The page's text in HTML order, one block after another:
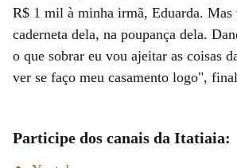
R$ 1 mil à minha irmã, Eduarda. Mas
caderneta dela, na poupança dela.
o que sobrar eu vou ajeitar as coisas
ver se faço meu casamento logo",
Participe dos canais da Itatiaia: